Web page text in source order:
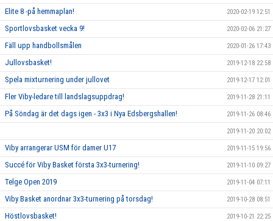
Elite 8 -på hemmaplan! 2020-02-19 12:51
Sportlovsbasket vecka 9! 2020-02-06 21:27
Fäll upp handbollsmålen 2020-01-26 17:43
Jullovsbasket! 2019-12-18 22:58
Spela mixturnering under jullovet 2019-12-17 12:01
Fler Viby-ledare till landslagsuppdrag! 2019-11-28 21:11
På Söndag är det dags igen - 3x3 i Nya Edsbergshallen! 2019-11-26 08:46
2019-11-20 20:02
Viby arrangerar USM för damer U17 2019-11-15 19:56
Succé för Viby Basket första 3x3-turnering! 2019-11-10 09:27
Telge Open 2019 2019-11-04 07:11
Viby Basket anordnar 3x3-turnering på torsdag! 2019-10-28 08:51
Höstlovsbasket! 2019-10-21 22:25